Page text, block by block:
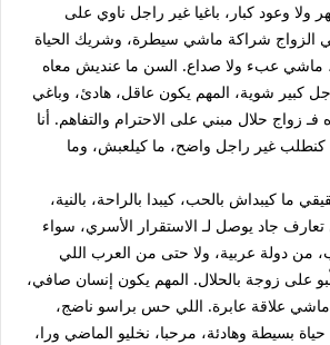
ولا وعود كبار، باغيا غير راجل ناوي على
الزواج شراكة ماشي سيطرة، وشريك الحياة
ماشي عبء ولا صداع. السن ما عنديش معاه
كبير شوية، المهم يكون عاقل، هادئ، وباغي
زواج حلال مبني على الاحترام والتفاهم. أنا
غير راجل واضح، ما كيلعبش، وما
ما كيبداش بالحب، كيبدا بالراحة، بالنية،
تعارف جاد يوصل لـ الاستقرار الأسري، سواء
من دولة عربية، ولا حتى من العرب اللي
على زوجة بالحلال. المهم يكون إنسان صافي،
علاقة عابرة. اللي حس براسو ناضج،
حياة بسيطة وهادئة، مرحبا، نخليو الماضي ورا،